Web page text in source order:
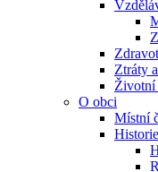
Ztráty
Životní
O obci
Místní
Historie